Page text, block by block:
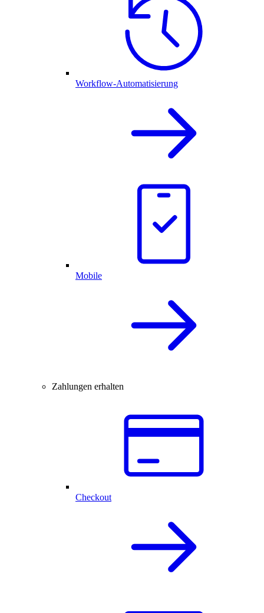
Workflow-Automatisierung
Mobile
Zahlungen erhalten
Checkout